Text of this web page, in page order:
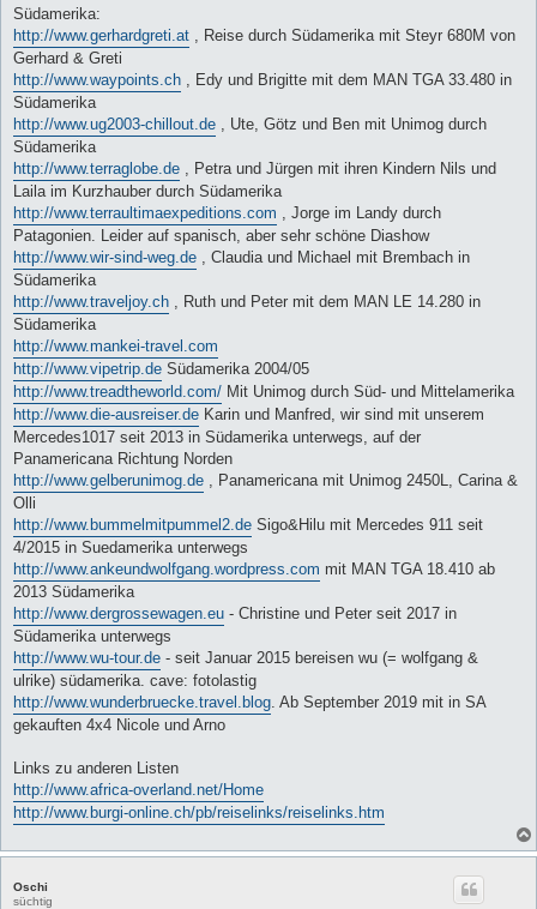
Südamerika:
http://www.gerhardgreti.at , Reise durch Südamerika mit Steyr 680M von
Gerhard & Greti
http://www.waypoints.ch , Edy und Brigitte mit dem MAN TGA 33.480 in
Südamerika
http://www.ug2003-chillout.de , Ute, Götz und Ben mit Unimog durch
Südamerika
http://www.terraglobe.de , Petra und Jürgen mit ihren Kindern Nils und
Laila im Kurzhauber durch Südamerika
http://www.terraultimaexpeditions.com , Jorge im Landy durch
Patagonien. Leider auf spanisch, aber sehr schöne Diashow
http://www.wir-sind-weg.de , Claudia und Michael mit Brembach in
Südamerika
http://www.traveljoy.ch , Ruth und Peter mit dem MAN LE 14.280 in
Südamerika
http://www.mankei-travel.com
http://www.vipetrip.de Südamerika 2004/05
http://www.treadtheworld.com/ Mit Unimog durch Süd- und Mittelamerika
http://www.die-ausreiser.de Karin und Manfred, wir sind mit unserem
Mercedes1017 seit 2013 in Südamerika unterwegs, auf der
Panamericana Richtung Norden
http://www.gelberunimog.de , Panamericana mit Unimog 2450L, Carina &
Olli
http://www.bummelmitpummel2.de Sigo&Hilu mit Mercedes 911 seit
4/2015 in Suedamerika unterwegs
http://www.ankeundwolfgang.wordpress.com mit MAN TGA 18.410 ab
2013 Südamerika
http://www.dergrossewagen.eu - Christine und Peter seit 2017 in
Südamerika unterwegs
http://www.wu-tour.de - seit Januar 2015 bereisen wu (= wolfgang &
ulrike) südamerika. cave: fotolastig
http://www.wunderbruecke.travel.blog . Ab September 2019 mit in SA
gekauften 4x4 Nicole und Arno
Links zu anderen Listen
http://www.africa-overland.net/Home
http://www.burgi-online.ch/pb/reiselinks/reiselinks.htm
Oschi
süchtig